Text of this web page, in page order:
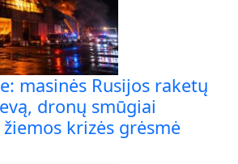
masinės Rusijos raketų
dronų smūgiai
krizės grėsmė